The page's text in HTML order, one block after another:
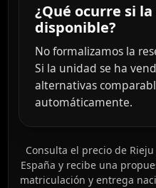
¿Qué ocurre si
disponible?
No formalizamos la
Si la unidad se ha
alternativas
automáticamente.
Consulta el precio de
España y recibe una
matriculación y entrega